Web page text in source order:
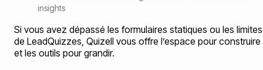
insights
Si vous avez dépassé les formulaires statiques ou les limites
de LeadQuizzes, Quizell vous offre l’espace pour construire
et les outils pour grandir.